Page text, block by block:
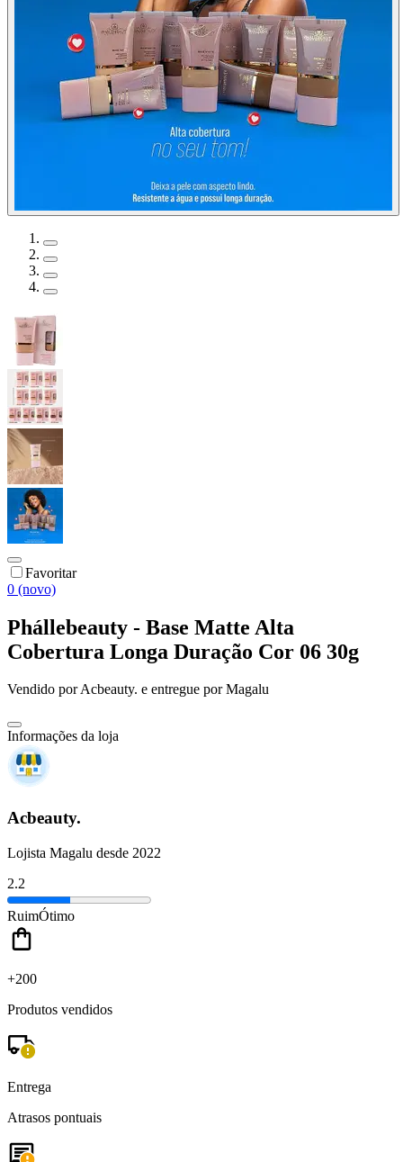
Favoritar
0 (novo)
Phállebeauty - Base Matte Alta
Cobertura Longa Duração Cor 06 30g
Vendido porAcbeauty. e entregue por Magalu
Informações da loja
Acbeauty.
Lojista Magalu desde 2022
2.2
RuimÓtimo
+200
Produtos vendidos
Entrega
Atrasos pontuais